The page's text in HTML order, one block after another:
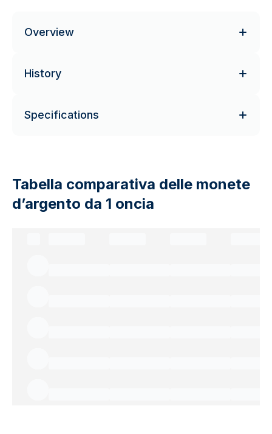
Overview
History
Specifications
Tabella comparativa delle monete
d’argento da 1 oncia